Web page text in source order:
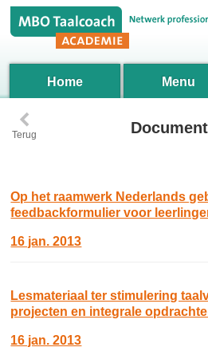
Home Menu
‹
Terug
Op het raamwerk Nederlands
feedbackformulier voor
16 jan. 2013
Lesmateriaal ter stimulering
projecten en integrale
16 jan. 2013